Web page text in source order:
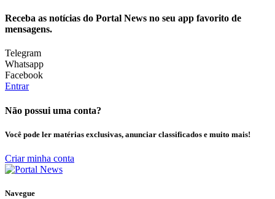
Receba as notícias do Portal News no seu app favorito de
mensagens.
Telegram
Whatsapp
Facebook
Entrar
Não possui uma conta?
Você pode ler matérias exclusivas, anunciar classificados e muito mais!
Criar minha conta
Navegue